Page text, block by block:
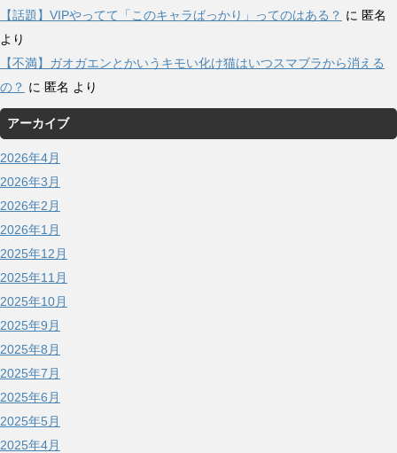
【話題】VIPやってて「このキャラばっかり」ってのはある？ に 匿名
より
【不満】ガオガエンとかいうキモい化け猫はいつスマブラから消える
の？ に 匿名 より
アーカイブ
2026年4月
2026年3月
2026年2月
2026年1月
2025年12月
2025年11月
2025年10月
2025年9月
2025年8月
2025年7月
2025年6月
2025年5月
2025年4月